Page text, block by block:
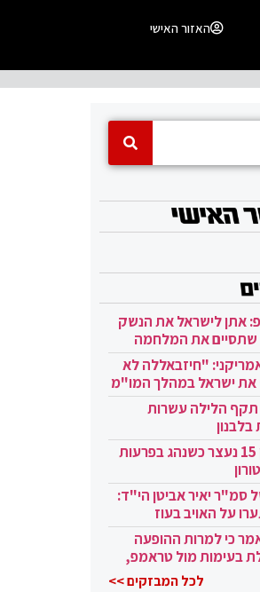
האזור האישי
אתן לישראל את הנשק
שתסיים את המלחמה
אמריקני: "חיזבאללה לא
את ישראל במהלך המו"מ
הלילה עשרות
נער בן 15 נעצר כשנהג בפרעות
סמ"ר יאיר אביטן הי"ד:
על האויב בעוז
אמר כי למרות ההופעה
בעימות מול טראמפ,
לכל המבזקים >>